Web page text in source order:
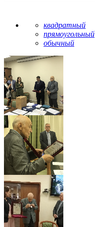
квадратный
прямоугольный
обычный